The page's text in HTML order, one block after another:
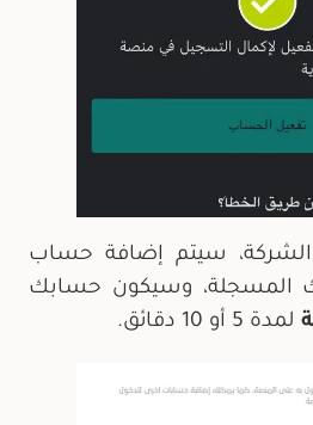
سيتم إضافة حساب
المسجلة، وسيكون حسابك
لمدة 5 أو 10 دقائق.